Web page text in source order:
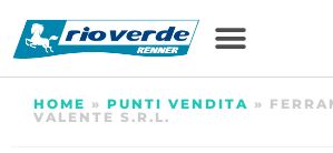
HOME » PUNTI VENDITA »
VALENTE S.R.L.